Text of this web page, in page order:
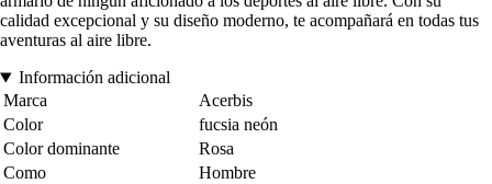
calidad excepcional y su diseño moderno, te acompañará en todas tus
aventuras al aire libre.
Información adicional
Marca
Acerbis
Color
fucsia neón
Color dominante
Rosa
Como
Hombre